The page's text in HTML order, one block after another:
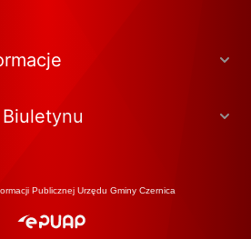
Publicznej Urzędu Gminy Czernica